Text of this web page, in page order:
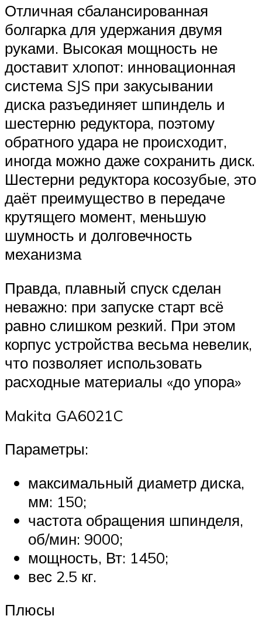
Отличная сбалансированная
болгарка для удержания двумя
руками. Высокая мощность не
доставит хлопот: инновационная
система SJS при закусывании
диска разъединяет шпиндель и
шестерню редуктора, поэтому
обратного удара не происходит,
иногда можно даже сохранить диск.
Шестерни редуктора косозубые, это
даёт преимущество в передаче
крутящего момент, меньшую
шумность и долговечность
механизма
Правда, плавный спуск сделан
неважно: при запуске старт всё
равно слишком резкий. При этом
корпус устройства весьма невелик,
что позволяет использовать
расходные материалы «до упора»
Makita GA6021C
Параметры:
максимальный диаметр диска,
мм: 150;
частота обращения шпинделя,
об/мин: 9000;
мощность, Вт: 1450;
вес 2.5 кг.
Плюсы